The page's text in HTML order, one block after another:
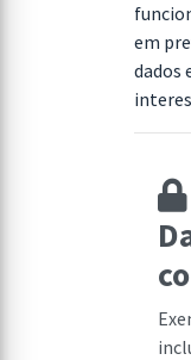
em
dados